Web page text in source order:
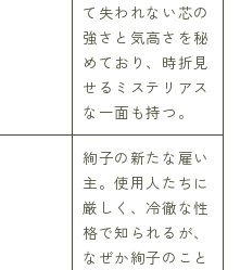
て失われない芯の
強さと気高さを秘
めており、時折見
せるミステリアス
な一面も持つ。
絢子の新たな雇い
主。使用人たちに
厳しく、冷徹な性
格で知られるが、
なぜか絢子のこと